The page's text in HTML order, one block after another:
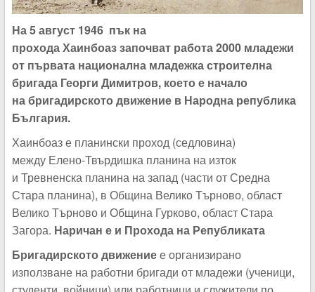
На 5 август 1946 пък на
прохода Хаинбоаз започват работа 2000 младежи
от първата национална младежка строителна
бригада Георги Димитров, което е начало
на бригадирското движение в Народна република
България.
Хаинбоаз е планински проход (седловина)
между Елено-Твърдишка планина на изток
и Тревненска планина на запад (части от Средна
Стара планина), в Община Велико Търново, област
Велико Търново и Община Гурково, област Стара
Загора. Наричан е и Прохода на Републиката
Бригадирското движениее организирано
използване на работни бригади от младежи (ученици,